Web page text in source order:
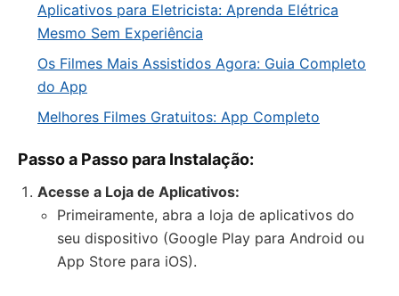
Aplicativos para Eletricista: Aprenda Elétrica
Mesmo Sem Experiência
Os Filmes Mais Assistidos Agora: Guia Completo
do App
Melhores Filmes Gratuitos: App Completo
Passo a Passo para Instalação:
Acesse a Loja de Aplicativos:
Primeiramente, abra a loja de aplicativos do
seu dispositivo (Google Play para Android ou
App Store para iOS).